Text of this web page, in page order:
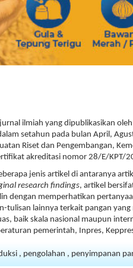
ilmiah yang dipublikasikan
setahun pada bulan April,
Riset dan Pengembangan,
akreditasi nomor 28/E/KPT/
jenis artikel di antaranya
research findings, artikel
dengan memperhatikan
tulisan lainnya terkait pangan
baik skala nasional maupun
pemerintah, Inpres,
, pengolahan , penyimpanan